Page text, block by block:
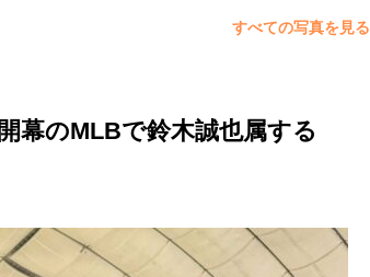
50代のリアル 美しさの哲学
の付き合い方
すべての写真を見る
幕のMLBで鈴木誠也属する